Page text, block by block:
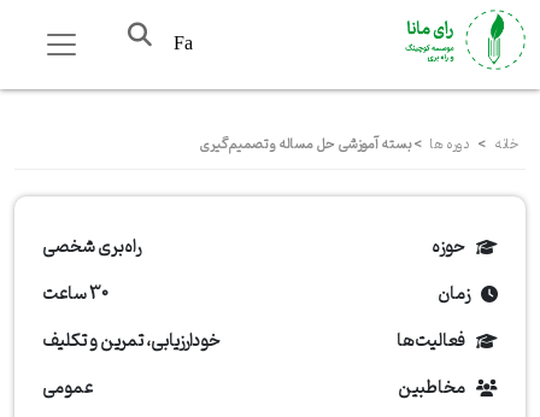
Fa
خانه > دوره ها >بسته آموزشی حل مساله و تصمیم‌گیری
راه‌بری شخصی
حوزه
30 ساعت
زمان
خودارزیابی، تمرین و تکلیف
فعالیت‌ها
عمومی
مخاطبین